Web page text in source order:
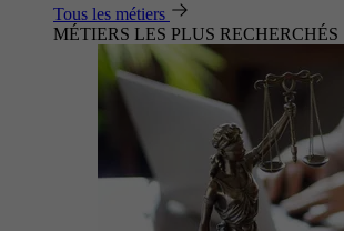
Tous les métiers
MÉTIERS LES PLUS RECHERCHÉS